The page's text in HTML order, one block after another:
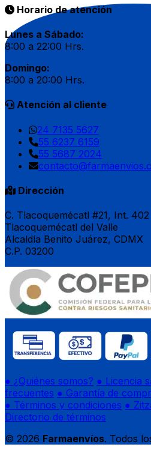
Horario de atención
Lunes a Sábado:
8:00 a 22:00 Hrs.
Domingo:
8:00 a 20:00 Hrs.
Atención al cliente
24 7135 5627
55 6237 6159
55 5687 2024
Dirección
C. Tlacoquemécatl #21, Int. 402
Tlacoquemécatl del Valle
Alcaldía Benito Juárez, CDMX
C.P. 03200
● ¿Quiénes somos? ● Licencia
frecuentes ● Garantía de
● Términos y condiciones ●
Directorio de términos
© 2026 Farmaenvíos. Todos